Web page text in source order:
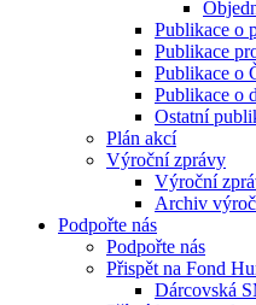
Publikace o
Publikace
Publikace o
Publikace o
Ostatní
Plán akcí
Výroční zprávy
Výroční
Archiv
Podpořte nás
Podpořte nás
Přispět na Fond
Dárcovská